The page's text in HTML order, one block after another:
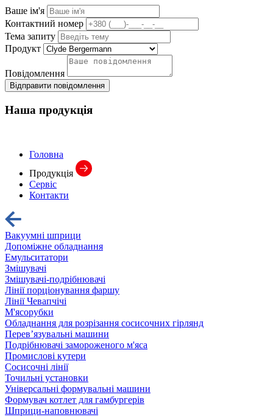
Ваше ім'я
Контактний номер
Тема запиту
Продукт
Повідомлення
Відправити повідомлення
Наша продукція
Головна
Продукція
Сервіс
Контакти
Вакуумні шприци
Допоміжне обладнання
Емульситатори
Змішувачі
Змішувачі-подрібнювачі
Лінії порціонування фаршу
Лінії Чевапчічі
М'ясорубки
Обладнання для розрізання сосисочних гірлянд
Перев’язувальні машини
Подрібнювачі замороженого м'яса
Промислові кутери
Сосисочні лінії
Точильні установки
Універсальні формувальні машини
Формувач котлет для гамбургерів
Шприци-наповнювачі